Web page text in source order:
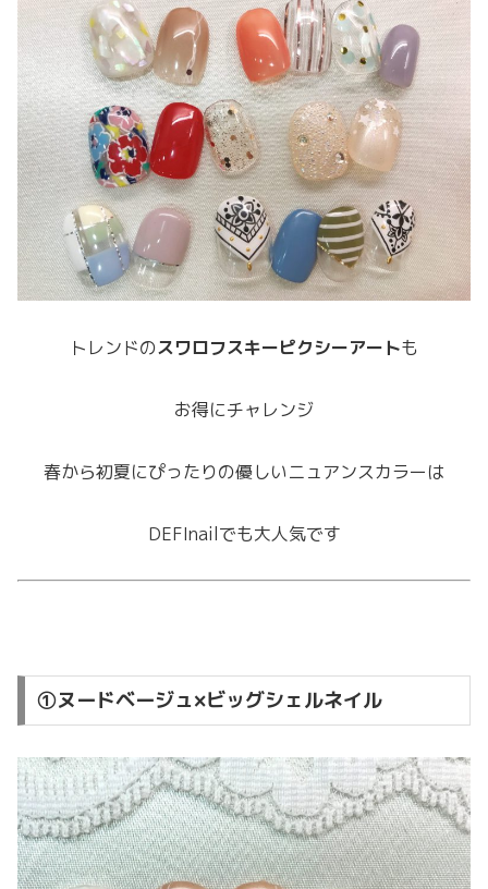
トレンドのスワロフスキーピクシーアートも
お得にチャレンジ
春から初夏にぴったりの優しいニュアンスカラーは
DEFInailでも大人気です
①ヌードベージュ×ビッグシェルネイル